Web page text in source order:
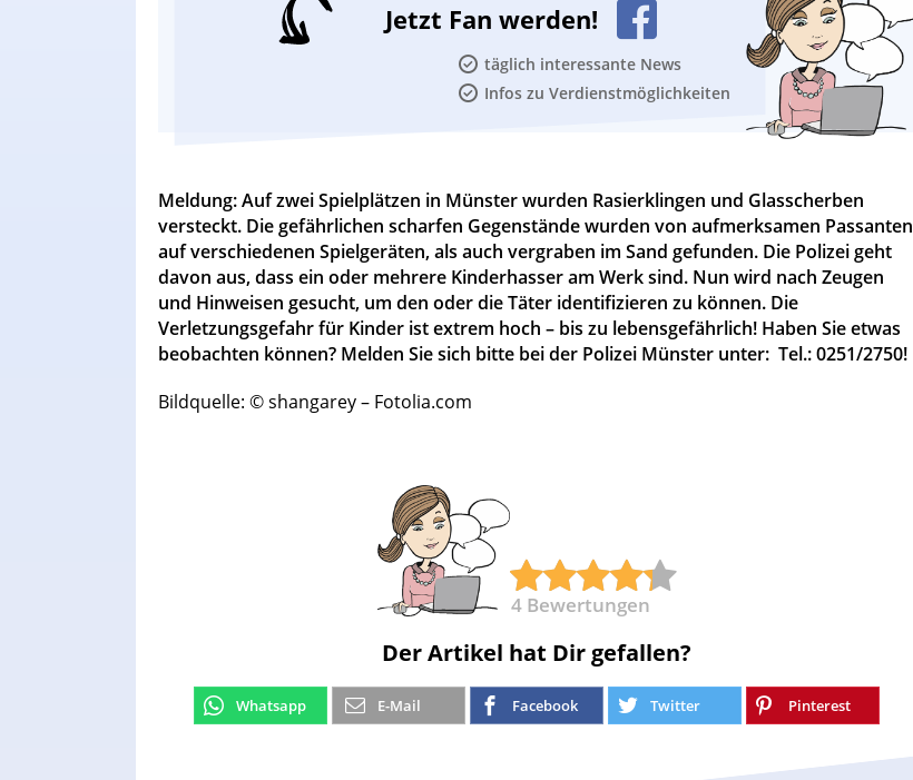
Jetzt Fan werden!
täglich interessante News
Infos zu Verdienstmöglichkeiten
Meldung: Auf zwei Spielplätzen in Münster wurden Rasierklingen und Glasscherben
versteckt. Die gefährlichen scharfen Gegenstände wurden von aufmerksamen Passanten
auf verschiedenen Spielgeräten, als auch vergraben im Sand gefunden. Die Polizei geht
davon aus, dass ein oder mehrere Kinderhasser am Werk sind. Nun wird nach Zeugen
und Hinweisen gesucht, um den oder die Täter identifizieren zu können. Die
Verletzungsgefahr für Kinder ist extrem hoch – bis zu lebensgefährlich! Haben Sie etwas
beobachten können? Melden Sie sich bitte bei der Polizei Münster unter: Tel.: 0251/2750!
Bildquelle: © shangarey – Fotolia.com
4 Bewertungen
Der Artikel hat Dir gefallen?
Whatsapp E-Mail Facebook Twitter Pinterest